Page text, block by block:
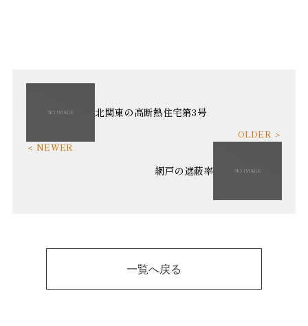
北関東の高断熱住宅第3号
網戸の遮蔽率
一覧へ戻る